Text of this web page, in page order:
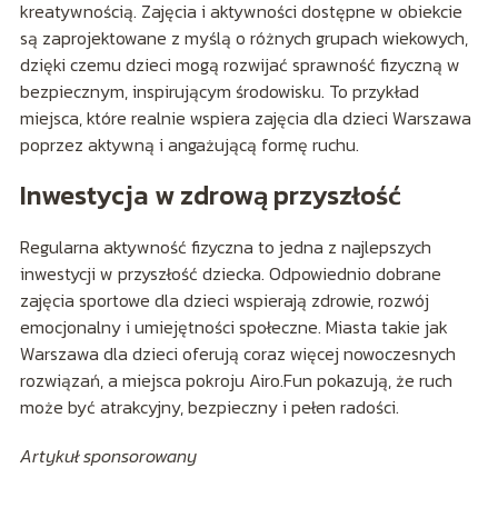
kreatywnością. Zajęcia i aktywności dostępne w obiekcie
są zaprojektowane z myślą o różnych grupach wiekowych,
dzięki czemu dzieci mogą rozwijać sprawność fizyczną w
bezpiecznym, inspirującym środowisku. To przykład
miejsca, które realnie wspiera zajęcia dla dzieci Warszawa
poprzez aktywną i angażującą formę ruchu.
Inwestycja w zdrową przyszłość
Regularna aktywność fizyczna to jedna z najlepszych
inwestycji w przyszłość dziecka. Odpowiednio dobrane
zajęcia sportowe dla dzieci wspierają zdrowie, rozwój
emocjonalny i umiejętności społeczne. Miasta takie jak
Warszawa dla dzieci oferują coraz więcej nowoczesnych
rozwiązań, a miejsca pokroju Airo.Fun pokazują, że ruch
może być atrakcyjny, bezpieczny i pełen radości.
Artykuł sponsorowany